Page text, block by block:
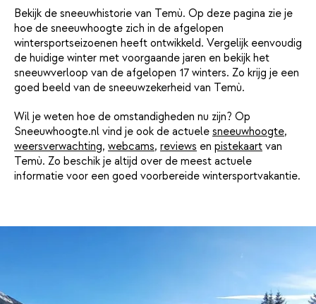
Bekijk de sneeuwhistorie van Temù. Op deze pagina zie je
hoe de sneeuwhoogte zich in de afgelopen
wintersportseizoenen heeft ontwikkeld. Vergelijk eenvoudig
de huidige winter met voorgaande jaren en bekijk het
sneeuwverloop van de afgelopen 17 winters. Zo krijg je een
goed beeld van de sneeuwzekerheid van Temù.
Wil je weten hoe de omstandigheden nu zijn? Op
Sneeuwhoogte.nl vind je ook de actuele sneeuwhoogte,
weersverwachting, webcams, reviews en pistekaart van
Temù. Zo beschik je altijd over de meest actuele
informatie voor een goed voorbereide wintersportvakantie.